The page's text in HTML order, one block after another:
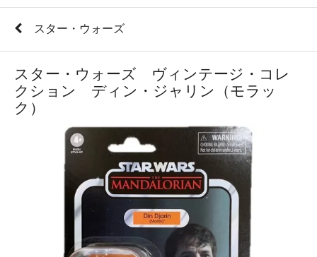
スター・ウォーズ
スター・ウォーズ ヴィンテージ・コレ
クション ディン・ジャリン（モラッ
ク）